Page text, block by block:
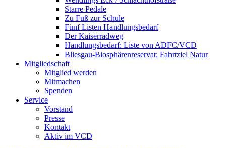
Starre Pedale
Zu Fuß zur Schule
Fünf Listen Handlungsbedarf
Der Kaiserradweg
Handlungsbedarf: Liste von ADFC/VCD
Bliesgau-Biosphärenreservat: Fahrtziel Natur
Mitgliedschaft
Mitglied werden
Mitmachen
Spenden
Service
Vorstand
Presse
Kontakt
Aktiv im VCD